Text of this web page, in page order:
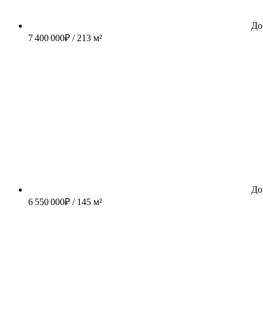
7 400 000₽ / 213 м²
6 550 000₽ / 145 м²